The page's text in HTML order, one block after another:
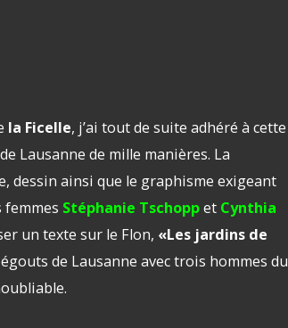
la Ficelle, j’ai tout de suite adhéré à cette
Lausanne de mille manières. La
dessin ainsi que le graphisme exigeant
femmes Stéphanie Tschoppet Cynthia
un texte sur le Flon, «Les jardins de
de Lausanne avec trois hommes du